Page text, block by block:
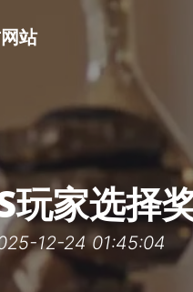
站
玩家选择
12-24 01:45:04